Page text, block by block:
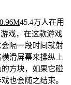
45.4万人在用
戏，在这款游戏
隔一段时间就射
滑屏幕来操纵上
方块，如果它碰
也会随之结束。